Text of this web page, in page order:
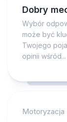
Dobry
Wybór
może być
Twojego
opinii wśród...
Motoryzacja